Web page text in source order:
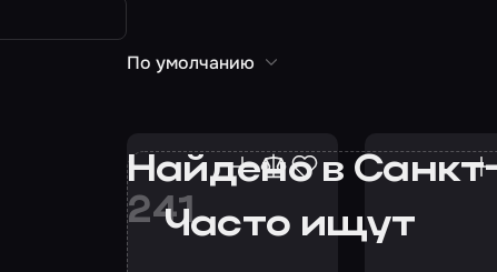
Найдено в
241
По умолчанию
Часто ищут